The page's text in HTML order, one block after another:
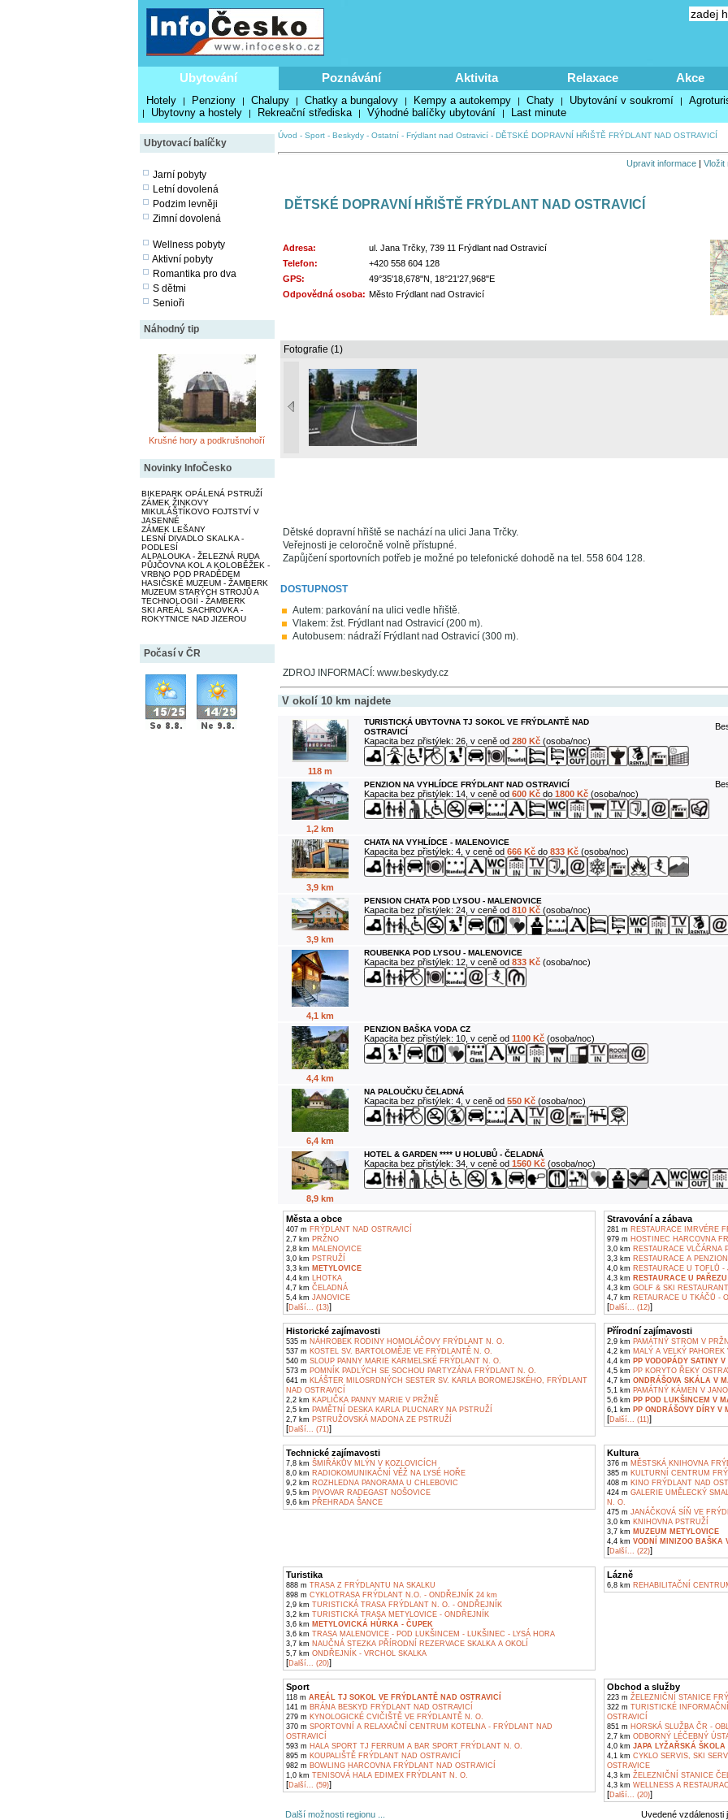
Ubytování Poznávání Aktivita Relaxace Akce
Hotely | Penziony | Chalupy | Chatky a bungalovy | Kempy a autokempy | Chaty | Ubytování v soukromí |
| Ubytovny a hostely | Rekreační střediska | Výhodné balíčky ubytování | Last minute
Ubytovací balíčky
Jarní pobyty
Letní dovolená
Podzim levněji
Zimní dovolená
Wellness pobyty
Aktivní pobyty
Romantika pro dva
S dětmi
Senioři
Náhodný tip
Krušné hory a podkrušnohoří
Novinky InfoČesko
BIKEPARK OPÁLENÁ PSTRUŽÍ
ZÁMEK ŽINKOVY
MIKULÁŠTÍKOVO FOJTSTVÍ V
JASENNÉ
ZÁMEK LEŠANY
LESNÍ DIVADLO SKALKA -
PODLESÍ
ALPALOUKA - ŽELEZNÁ RUDA
PŮJČOVNA KOL A KOLOBĚŽEK -
VRBNO POD PRADĚDEM
HASIČSKÉ MUZEUM - ŽAMBERK
MUZEUM STARÝCH STROJŮ A
TECHNOLOGIÍ - ŽAMBERK
SKI AREÁL SACHROVKA -
ROKYTNICE NAD JIZEROU
Počasí v ČR
Úvod - Sport- Beskydy- Ostatní- Frýdlant nad Ostravicí- DĚTSKÉ DOPRAVNÍ HŘIŠTĚ FRÝDLANT NAD OSTRAVICÍ
Upravit informace| Vložit
DĚTSKÉ DOPRAVNÍ HŘIŠTĚ FRÝDLANT NAD OSTRAVICÍ
Adresa:
ul. Jana Trčky, 739 11 Frýdlant nad Ostravicí
Telefon:
+420 558 604 128
GPS:
49°35'18,678"N, 18°21'27,968"E
Odpovědná osoba: Město Frýdlant nad Ostravicí
Fotografie (1)
Dětské dopravní hřiště se nachází na ulici Jana Trčky.
Veřejnosti je celoročně volně přístupné.
Zapůjčení sportovních potřeb je možné po telefonické dohodě na tel. 558 604 128.
DOSTUPNOST
Autem: parkování na ulici vedle hřiště.
Vlakem: žst. Frýdlant nad Ostravicí (200 m).
Autobusem: nádraží Frýdlant nad Ostravicí (300 m).
ZDROJ INFORMACÍ: www.beskydy.cz
V okolí 10 km najdete
118 m
TURISTICKÁ UBYTOVNA TJ SOKOL VE FRÝDLANTĚ NAD
OSTRAVICÍ
Kapacita bez přistýlek: 26, v ceně od 280 Kč(osoba/noc)
1,2 km
PENZION NA VYHLÍDCE FRÝDLANT NAD OSTRAVICÍ
Kapacita bez přistýlek: 14, v ceně od 600 Kčdo 1800 Kč(osoba/noc)
3,9 km
CHATA NA VYHLÍDCE - MALENOVICE
Kapacita bez přistýlek: 4, v ceně od 666 Kčdo 833 Kč(osoba/noc)
3,9 km
PENSION CHATA POD LYSOU - MALENOVICE
Kapacita bez přistýlek: 24, v ceně od 810 Kč(osoba/noc)
4,1 km
ROUBENKA POD LYSOU - MALENOVICE
Kapacita bez přistýlek: 12, v ceně od 833 Kč(osoba/noc)
4,4 km
PENZION BAŠKA VODA CZ
Kapacita bez přistýlek: 10, v ceně od 1100 Kč(osoba/noc)
6,4 km
NA PALOUČKU ČELADNÁ
Kapacita bez přistýlek: 4, v ceně od 550 Kč(osoba/noc)
8,9 km
HOTEL & GARDEN **** U HOLUBŮ - ČELADNÁ
Kapacita bez přistýlek: 34, v ceně od 1560 Kč(osoba/noc)
Města a obce
407 m FRÝDLANT NAD OSTRAVICÍ
2,7 km PRŽNO
2,8 km MALENOVICE
3,0 km PSTRUŽÍ
3,3 km METYLOVICE
4,4 km LHOTKA
4,7 km ČELADNÁ
5,4 km JANOVICE
[Další... (13)]
Stravování a zábava
281 m RESTAURACE IMRVÉRE
979 m HOSTINEC HARCOVNA
3,0 km RESTAURACE VLČÁRNA
3,3 km RESTAURACE A
4,0 km RESTAURACE U TOFLŮ -
4,3 km RESTAURACE U
4,3 km GOLF & SKI
4,7 km RETAURACE U TKÁČŮ -
[Další... (12)]
Historické zajímavosti
535 m NÁHROBEK RODINY HOMOLÁČOVY FRÝDLANT N. O.
537 m KOSTEL SV. BARTOLOMĚJE VE FRÝDLANTĚ N. O.
540 m SLOUP PANNY MARIE KARMELSKÉ FRÝDLANT N. O.
573 m POMNÍK PADLÝCH SE SOCHOU PARTYZÁNA FRÝDLANT N. O.
641 m KLÁŠTER MILOSRDNÝCH SESTER SV. KARLA BOROMEJSKÉHO, FRÝDLANT
NAD OSTRAVICÍ
2,2 km KAPLIČKA PANNY MARIE V PRŽNĚ
2,5 km PAMĚTNÍ DESKA KARLA PLUCNARY NA PSTRUŽÍ
2,7 km PSTRUŽOVSKÁ MADONA ZE PSTRUŽÍ
[Další... (71)]
Přírodní zajímavosti
2,9 km PAMÁTNÝ STROM V
4,2 km MALÝ A VELKÝ PAHOREK
4,4 km PP VODOPÁDY SATINY
4,5 km PP KORYTO ŘEKY
4,7 km ONDRÁŠOVA SKÁLA V
5,1 km PAMÁTNÝ KÁMEN V
5,6 km PP POD LUKŠINCEM V
6,1 km PP ONDRÁŠOVY DÍRY V
[Další... (11)]
Technické zajímavosti
7,8 km ŠMIŘÁKŮV MLÝN V KOZLOVICÍCH
8,0 km RADIOKOMUNIKAČNÍ VĚŽ NA LYSÉ HOŘE
9,2 km ROZHLEDNA PANORAMA U CHLEBOVIC
9,5 km PIVOVAR RADEGAST NOŠOVICE
9,6 km PŘEHRADA ŠANCE
Kultura
376 m MĚSTSKÁ KNIHOVNA
385 m KULTURNÍ CENTRUM
408 m KINO FRÝDLANT NAD
424 m GALERIE UMĚLECKÝ
N. O.
475 m JANÁČKOVÁ SÍŇ VE
3,0 km KNIHOVNA PSTRUŽÍ
3,7 km MUZEUM METYLOVICE
4,4 km VODNÍ MINIZOO BAŠKA
[Další... (22)]
Turistika
888 m TRASA Z FRÝDLANTU NA SKALKU
898 m CYKLOTRASA FRÝDLANT N.O. - ONDŘEJNÍK 24 km
2,9 km TURISTICKÁ TRASA FRÝDLANT N. O. - ONDŘEJNÍK
3,2 km TURISTICKÁ TRASA METYLOVICE - ONDŘEJNÍK
3,6 km METYLOVICKÁ HŮRKA - ČUPEK
3,6 km TRASA MALENOVICE - POD LUKŠINCEM - LUKŠINEC - LYSÁ HORA
3,7 km NAUČNÁ STEZKA PŘÍRODNÍ REZERVACE SKALKA A OKOLÍ
5,7 km ONDŘEJNÍK - VRCHOL SKALKA
[Další... (20)]
Lázně
6,8 km REHABILITAČNÍ
Sport
118 m AREÁL TJ SOKOL VE FRÝDLANTĚ NAD OSTRAVICÍ
141 m BRÁNA BESKYD FRÝDLANT NAD OSTRAVICÍ
279 m KYNOLOGICKÉ CVIČIŠTĚ VE FRÝDLANTĚ N. O.
370 m SPORTOVNÍ A RELAXAČNÍ CENTRUM KOTELNA - FRÝDLANT NAD
OSTRAVICÍ
593 m HALA SPORT TJ FERRUM A BAR SPORT FRÝDLANT N. O.
895 m KOUPALIŠTĚ FRÝDLANT NAD OSTRAVICÍ
982 m BOWLING HARCOVNA FRÝDLANT NAD OSTRAVICÍ
1,0 km TENISOVÁ HALA EDIMEX FRÝDLANT N. O.
[Další... (59)]
Obchod a služby
223 m ŽELEZNIČNÍ STANICE
322 m TURISTICKÉ
OSTRAVICÍ
851 m HORSKÁ SLUŽBA ČR -
2,7 km ODBORNÝ LÉČEBNÝ
4,0 km JAPA LYŽAŘSKÁ ŠKOLA
4,1 km CYKLO SERVIS, SKI
OSTRAVICE
4,3 km ŽELEZNIČNÍ STANICE
4,3 km WELLNESS A
[Další... (20)]
Další možnosti regionu ... Uvedené vzdálenosti